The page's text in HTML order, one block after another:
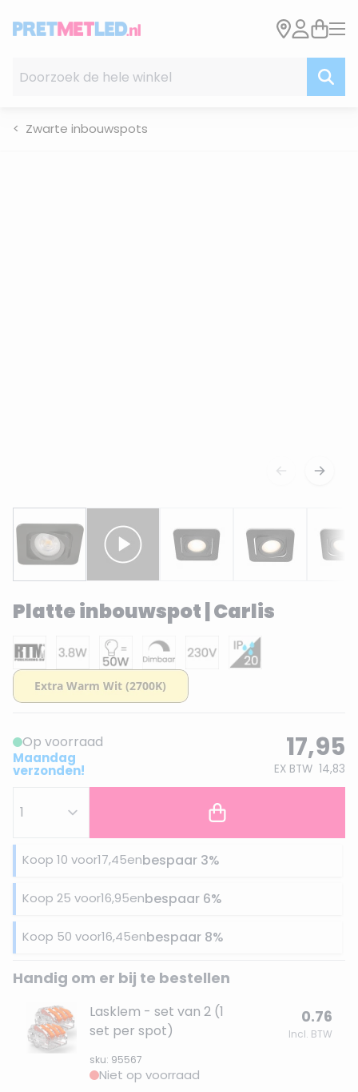
Zwarte inbouwspots
Platte inbouwspot | Carlis
Op voorraad
Maandag
verzonden!
17,95
EX BTW 14,83
Koop 10 voor17,45enbespaar 3%
Koop 25 voor16,95enbespaar 6%
Koop 50 voor16,45enbespaar 8%
Handig om er bij te bestellen
Lasklem - set van 2 (1
set per spot)
sku: 95567
0.76
Incl. BTW
Niet op voorraad